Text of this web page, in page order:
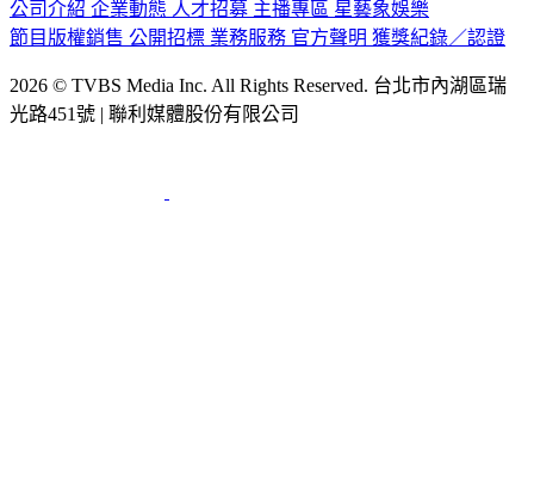
公司介紹 企業動態 人才招募 主播專區 星藝象娛樂
節目版權銷售 公開招標 業務服務 官方聲明 獲獎紀錄／認證
2026 © TVBS Media Inc. All Rights Reserved. 台北市內湖區瑞
光路451號 | 聯利媒體股份有限公司